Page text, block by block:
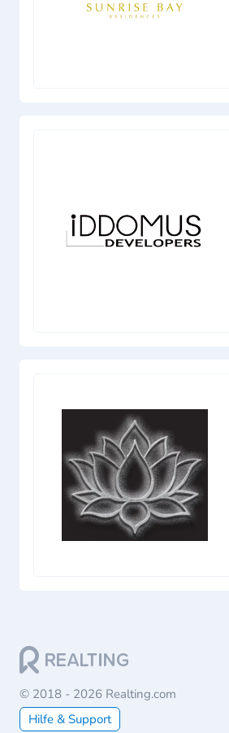
© 2018 - 2026 Realting.com
Hilfe & Support